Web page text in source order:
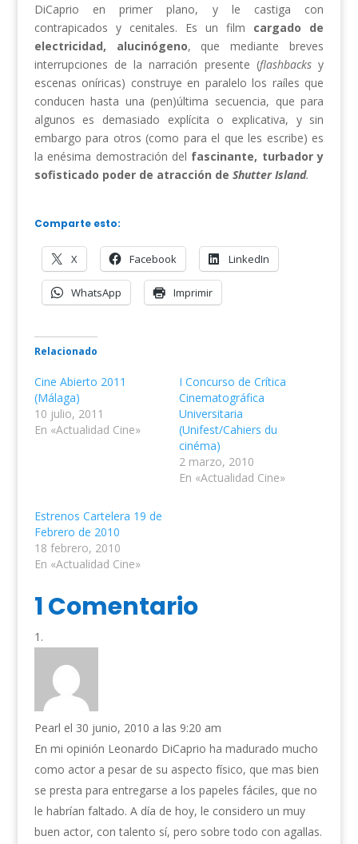
DiCaprio en primer plano, y le castiga con
contrapicados y cenitales. Es un film cargado de
electricidad, alucinógeno, que mediante breves
interrupciones de la narración presente (flashbacks y
escenas oníricas) construye en paralelo los raíles que
conducen hasta una (pen)última secuencia, que para
algunos es demasiado explícita o explicativa, y sin
embargo para otros (como para el que les escribe) es
la enésima demostración del fascinante, turbador y
sofisticado poder de atracción de Shutter Island.
Comparte esto:
X Facebook LinkedIn
WhatsApp Imprimir
Relacionado
Cine Abierto 2011
(Málaga)
10 julio, 2011
En «Actualidad Cine»
I Concurso de Crítica
Cinematográfica
Universitaria
(Unifest/Cahiers du
cinéma)
2 marzo, 2010
En «Actualidad Cine»
Estrenos Cartelera 19 de
Febrero de 2010
18 febrero, 2010
En «Actualidad Cine»
1 Comentario
Pearl el 30 junio, 2010 a las 9:20 am
En mi opinión Leonardo DiCaprio ha madurado mucho
como actor a pesar de su aspecto físico, que mas bien
se presta para entregarse a los papeles fáciles, que no
le habrían faltado. A día de hoy, le considero un muy
buen actor, con talento sí, pero sobre todo con agallas.